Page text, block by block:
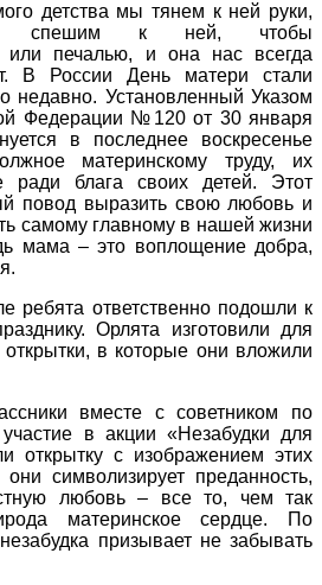
мы тянем к ней руки,
спешим к ней, чтобы
или печалью, и она нас всегда
В России День матери стали
недавно. Установленный Указом
Федерации №120 от 30 января
в последнее воскресенье
материнскому труду, их
ради блага своих детей. Этот
повод выразить свою любовь и
самому главному в нашей жизни
мама – это воплощение добра,
ответственно подошли к
Орлята изготовили для
в которые они вложили
вместе с советником по
в акции «Незабудки для
открытку с изображением этих
символизирует преданность,
любовь – все то, чем так
материнское сердце. По
призывает не забывать